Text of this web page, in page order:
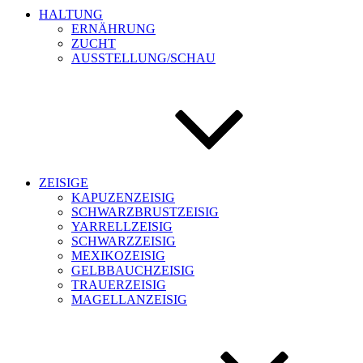
HALTUNG
ERNÄHRUNG
ZUCHT
AUSSTELLUNG/SCHAU
ZEISIGE
KAPUZENZEISIG
SCHWARZBRUSTZEISIG
YARRELLZEISIG
SCHWARZZEISIG
MEXIKOZEISIG
GELBBAUCHZEISIG
TRAUERZEISIG
MAGELLANZEISIG